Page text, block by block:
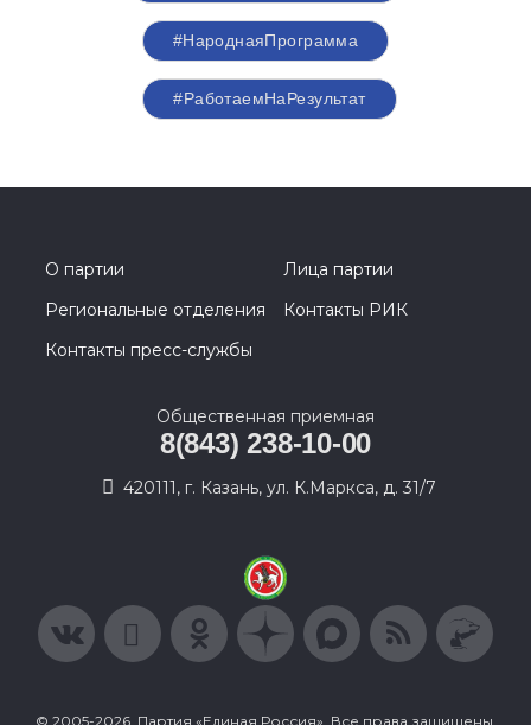
#НароднаяПрограмма
#РаботаемНаРезультат
О партии
Лица партии
Региональные отделения
Контакты РИК
Контакты пресс-службы
Общественная приемная
8(843) 238-10-00
420111, г. Казань, ул. К.Маркса, д. 31/7
© 2005-2026, Партия «Единая Россия». Все права защищены.